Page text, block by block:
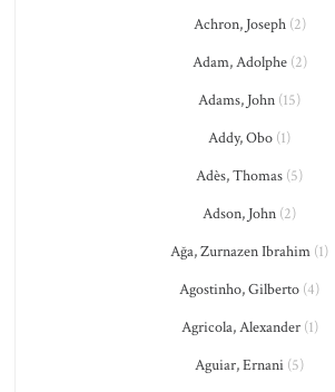
Achron, Joseph(2)
Adam, Adolphe(2)
Adams, John (15)
Addy, Obo (1)
Adès, Thomas (5)
Adson, John (2)
Ağa, Zurnazen Ibrahim (1)
Agostinho, Gilberto (4)
Agricola, Alexander(1)
Aguiar, Ernani (5)